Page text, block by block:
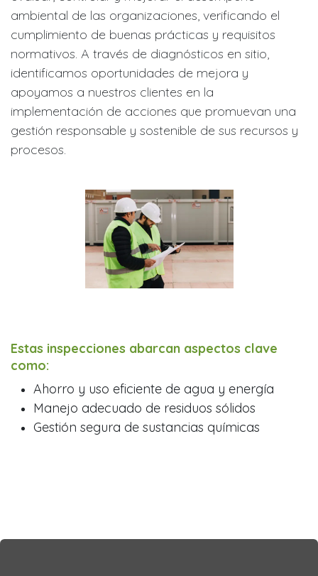
ambiental de las organizaciones, verificando el
cumplimiento de buenas prácticas y requisitos
normativos. A través de diagnósticos en sitio,
identificamos oportunidades de mejora y
apoyamos a nuestros clientes en la
implementación de acciones que promuevan una
gestión responsable y sostenible de sus recursos y
procesos.
Estas inspecciones abarcan aspectos clave
como:
Ahorro y uso eficiente de agua y energía
Manejo adecuado de residuos sólidos
Gestión segura de sustancias químicas